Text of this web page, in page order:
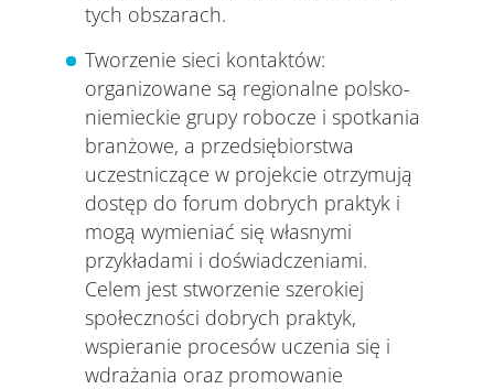
tych obszarach.
Tworzenie sieci kontaktów:
organizowane są regionalne polsko-
niemieckie grupy robocze i spotkania
branżowe, a przedsiębiorstwa
uczestniczące w projekcie otrzymują
dostęp do forum dobrych praktyk i
mogą wymieniać się własnymi
przykładami i doświadczeniami.
Celem jest stworzenie szerokiej
społeczności dobrych praktyk,
wspieranie procesów uczenia się i
wdrażania oraz promowanie